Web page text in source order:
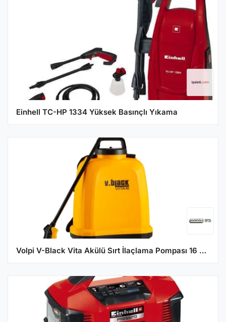
Einhell TC-HP 1334 Yüksek Basınçlı Yıkama
Volpi V-Black Vita Akülü Sırt İlaçlama Pompası 16 Litre